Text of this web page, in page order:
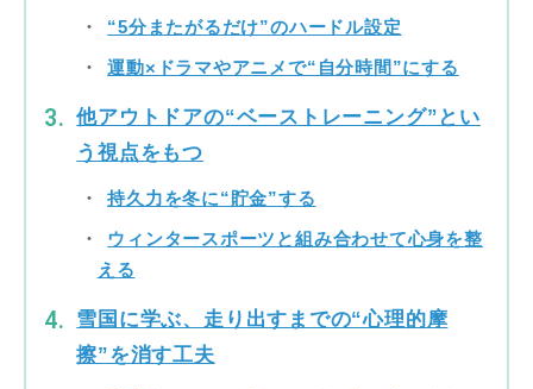
“5分またがるだけ”のハードル設定
運動×ドラマやアニメで“自分時間”にする
他アウトドアの“ベーストレーニング”とい
う視点をもつ
持久力を冬に“貯金”する
ウィンタースポーツと組み合わせて心身を整
える
雪国に学ぶ、走り出すまでの“心理的摩
擦”を消す工夫